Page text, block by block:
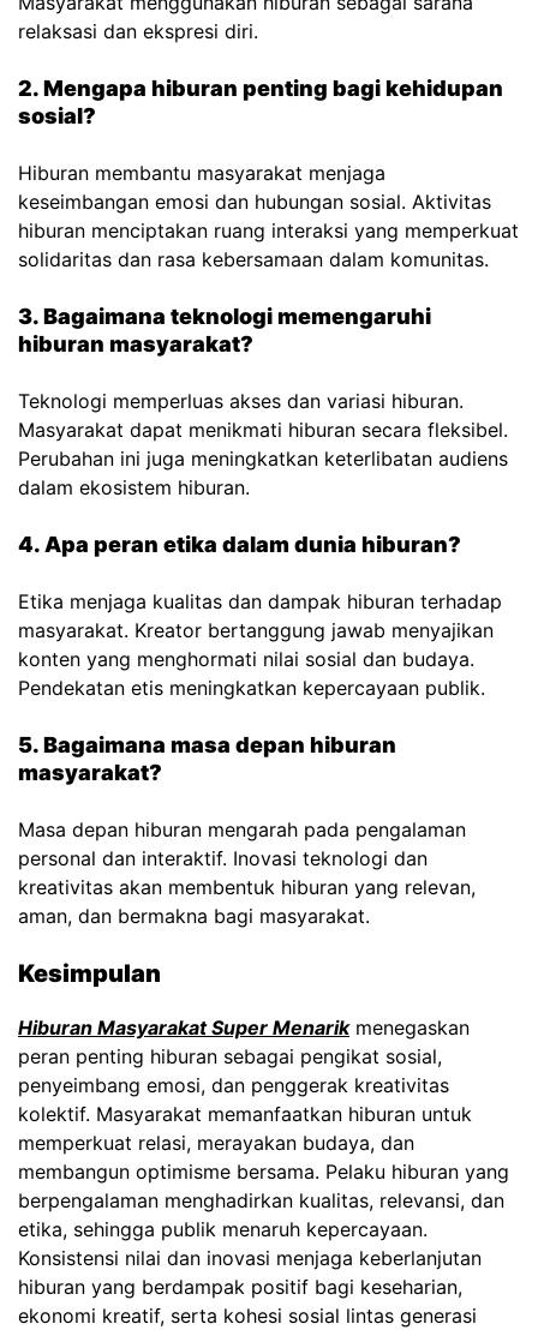
relaksasi dan ekspresi diri.
2. Mengapa hiburan penting bagi kehidupan
sosial?
Hiburan membantu masyarakat menjaga
keseimbangan emosi dan hubungan sosial. Aktivitas
hiburan menciptakan ruang interaksi yang memperkuat
solidaritas dan rasa kebersamaan dalam komunitas.
3. Bagaimana teknologi memengaruhi
hiburan masyarakat?
Teknologi memperluas akses dan variasi hiburan.
Masyarakat dapat menikmati hiburan secara fleksibel.
Perubahan ini juga meningkatkan keterlibatan audiens
dalam ekosistem hiburan.
4. Apa peran etika dalam dunia hiburan?
Etika menjaga kualitas dan dampak hiburan terhadap
masyarakat. Kreator bertanggung jawab menyajikan
konten yang menghormati nilai sosial dan budaya.
Pendekatan etis meningkatkan kepercayaan publik.
5. Bagaimana masa depan hiburan
masyarakat?
Masa depan hiburan mengarah pada pengalaman
personal dan interaktif. Inovasi teknologi dan
kreativitas akan membentuk hiburan yang relevan,
aman, dan bermakna bagi masyarakat.
Kesimpulan
Hiburan Masyarakat Super Menarikmenegaskan
peran penting hiburan sebagai pengikat sosial,
penyeimbang emosi, dan penggerak kreativitas
kolektif. Masyarakat memanfaatkan hiburan untuk
memperkuat relasi, merayakan budaya, dan
membangun optimisme bersama. Pelaku hiburan yang
berpengalaman menghadirkan kualitas, relevansi, dan
etika, sehingga publik menaruh kepercayaan.
Konsistensi nilai dan inovasi menjaga keberlanjutan
hiburan yang berdampak positif bagi keseharian,
ekonomi kreatif, serta kohesi sosial lintas generasi